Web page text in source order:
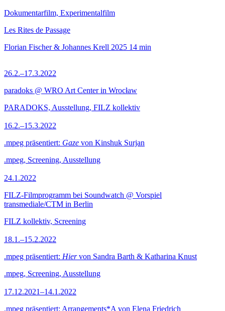
Dokumentarfilm, Experimentalfilm
Les Rites de Passage
Florian Fischer & Johannes Krell 2025 14 min
26.2.–17.3.2022
paradoks @ WRO Art Center in Wrocław
PARADOKS, Ausstellung, FILZ kollektiv
16.2.–15.3.2022
.mpeg präsentiert: Gaze von Kinshuk Surjan
.mpeg, Screening, Ausstellung
24.1.2022
FILZ-Filmprogramm bei Soundwatch @ Vorspiel
transmediale/CTM in Berlin
FILZ kollektiv, Screening
18.1.–15.2.2022
.mpeg präsentiert: Hiervon Sandra Barth & Katharina Knust
.mpeg, Screening, Ausstellung
17.12.2021–14.1.2022
.mpeg präsentiert: Arrangements*A von Elena Friedrich